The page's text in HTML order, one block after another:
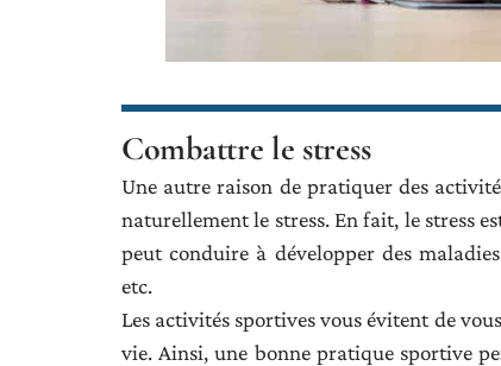
Combattre le stress
Une autre raison de pratiquer des
naturellement le stress. En fait, le stress
peut conduire à développer des
etc.
Les activités sportives vous évitent de
vie. Ainsi, une bonne pratique sportive